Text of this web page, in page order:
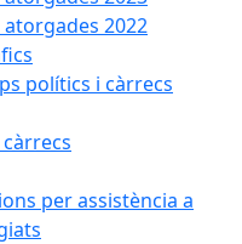
2022
polítics i càrrecs
per assistència a